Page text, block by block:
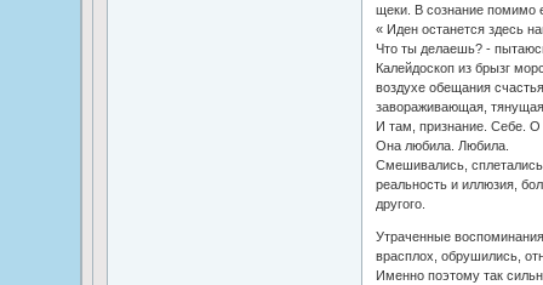
щеки. В сознание помимо
« Иден останется здесь
Что ты делаешь? -
Калейдоскоп из брызг
воздухе обещания
завораживающая,
И там, признание. Себе. О
Она любила. Любила.
Смешивались,
реальность и иллюзия,
другого.
Утраченные
врасплох, обрушились,
Именно поэтому так